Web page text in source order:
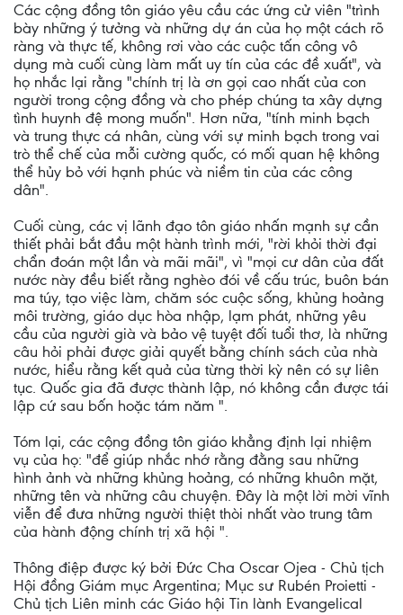
Các cộng đồng tôn giáo yêu cầu các ứng cử viên "trình
bày những ý tưởng và những dự án của họ một cách rõ
ràng và thực tế, không rơi vào các cuộc tấn công vô
dụng mà cuối cùng làm mất uy tín của các đề xuất", và
họ nhắc lại rằng "chính trị là ơn gọi cao nhất của con
người trong cộng đồng và cho phép chúng ta xây dựng
tình huynh đệ mong muốn". Hơn nữa, "tính minh bạch
và trung thực cá nhân, cùng với sự minh bạch trong vai
trò thể chế của mỗi cường quốc, có mối quan hệ không
thể hủy bỏ với hạnh phúc và niềm tin của các công
dân".
Cuối cùng, các vị lãnh đạo tôn giáo nhấn mạnh sự cần
thiết phải bắt đầu một hành trình mới, "rời khỏi thời đại
chẩn đoán một lần và mãi mãi", vì "mọi cư dân của đất
nước này đều biết rằng nghèo đói về cấu trúc, buôn bán
ma túy, tạo việc làm, chăm sóc cuộc sống, khủng hoảng
môi trường, giáo dục hòa nhập, lạm phát, những yêu
cầu của người già và bảo vệ tuyệt đối tuổi thơ, là những
câu hỏi phải được giải quyết bằng chính sách của nhà
nước, hiểu rằng kết quả của từng thời kỳ nên có sự liên
tục. Quốc gia đã được thành lập, nó không cần được tái
lập cứ sau bốn hoặc tám năm ".
Tóm lại, các cộng đồng tôn giáo khẳng định lại nhiệm
vụ của họ: "để giúp nhắc nhớ rằng đằng sau những
hình ảnh và những khủng hoảng, có những khuôn mặt,
những tên và những câu chuyện. Đây là một lời mời vĩnh
viễn để đưa những người thiệt thòi nhất vào trung tâm
của hành động chính trị xã hội ".
Thông điệp được ký bởi Đức Cha Oscar Ojea - Chủ tịch
Hội đồng Giám mục Argentina; Mục sư Rubén Proietti -
Chủ tịch Liên minh các Giáo hội Tin lành Evangelical